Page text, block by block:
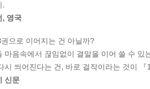
설이 불러온 인기는 관련서적과 음반으로
듣는 곡인 야나체크의 「신포니에타」는
다. 소설 속에 등장하는 러시아 작가 체호
1950년대에 출간된 판본을 수정하지 않
』과 『문학계』2009년 8월호가 문예지로
5종 이상 출간되었으며, 판매 호조에 힘입
.
, 영국
으로 이어지는 건 아닐까?
마음속에서 끊임없이 결말을 이어 쓸 수 있
시 씌어진다는 건, 바로 걸작이라는 것이
신문